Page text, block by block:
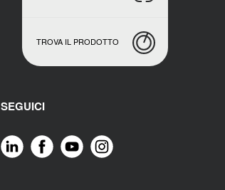
TROVA IL PRODOTTO
SEGUICI